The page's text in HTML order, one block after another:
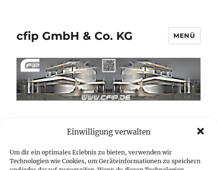
Einwilligung verwalten
Um dir ein optimales Erlebnis zu bieten, verwenden wir
Technologien wie Cookies, um Geräteinformationen zu speichern
cfip GmbH & Co. KG MENÜ
QR-Tag Fussball
Langenbrettach